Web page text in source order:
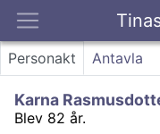
Kontakt
Personakt Antavla
Karna
Blev 82 år.